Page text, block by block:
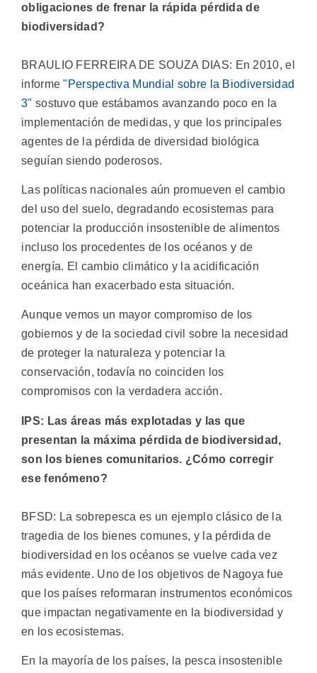
obligaciones de frenar la rápida pérdida de
biodiversidad?
BRAULIO FERREIRA DE SOUZA DIAS: En 2010, el
informe"Perspectiva Mundial sobre la Biodiversidad
3" sostuvo que estábamos avanzando poco en la
implementación de medidas, y que los principales
agentes de la pérdida de diversidad biológica
seguían siendo poderosos.
Las políticas nacionales aún promueven el cambio
del uso del suelo, degradando ecosistemas para
potenciar la producción insostenible de alimentos
incluso los procedentes de los océanos y de
energía. El cambio climático y la acidificación
oceánica han exacerbado esta situación.
Aunque vemos un mayor compromiso de los
gobiernos y de la sociedad civil sobre la necesidad
de proteger la naturaleza y potenciar la
conservación, todavía no coinciden los
compromisos con la verdadera acción.
IPS: Las áreas más explotadas y las que
presentan la máxima pérdida de biodiversidad,
son los bienes comunitarios. ¿Cómo corregir
ese fenómeno?
BFSD: La sobrepesca es un ejemplo clásico de la
tragedia de los bienes comunes, y la pérdida de
biodiversidad en los océanos se vuelve cada vez
más evidente. Uno de los objetivos de Nagoya fue
que los países reformaran instrumentos económicos
que impactan negativamente en la biodiversidad y
en los ecosistemas.
En la mayoría de los países, la pesca insostenible